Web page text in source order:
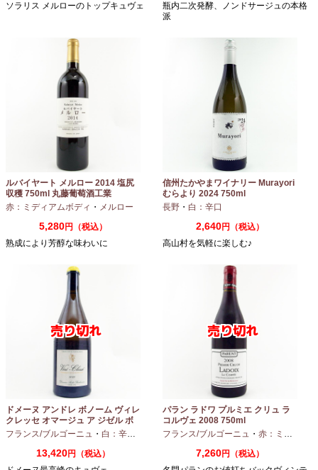
ソラリス メルローのトップキュヴェ
瓶内二次発酵、ノンドサージュの本格
派
ルバイヤート メルロー 2014 塩尻
収穫 750ml 丸藤葡萄酒工業
赤：ミディアムボディ ・ メルロー
5,280円（税込）
熟成により芳醇な味わいに
信州たかやまワイナリー Murayori
むらより 2024 750ml
長野 ・ 白：辛口
2,640円（税込）
高山村を気軽に楽しむ♪
ドメーヌ アンドレ ボノーム ヴィレ
クレッセ オマージュ ア ジゼル ボ
ノーム 2023 750ml
フランス/ブルゴーニュ ・ 白：辛口 シャルドネ
13,420円（税込）
パラン ラドワ プルミエ クリュ ラ
コルヴェ 2008 750ml
フランス/ブルゴーニュ ・ 赤：ミディアムボディ
7,260円（税込）